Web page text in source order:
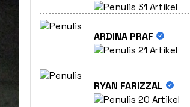
31 Artikel
ARDINA PRAF
21 Artikel
RYAN FARIZZAL
20 Artikel